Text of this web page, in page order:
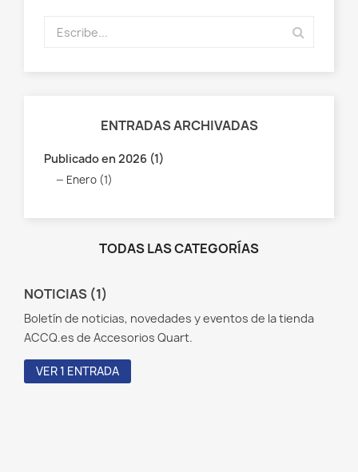
ENTRADAS ARCHIVADAS
Publicado en 2026 (1)
Enero (1)
TODAS LAS CATEGORÍAS
NOTICIAS (1)
Boletín de noticias, novedades y eventos de la tienda
ACCQ.es de Accesorios Quart.
VER 1 ENTRADA